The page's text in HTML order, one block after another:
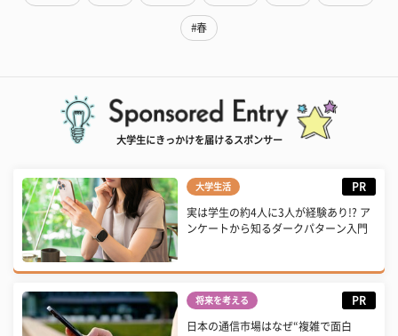
#春
大学生にきっかけを届けるスポンサー
大学生活 PR
実は学生の約4人に3人が経験あり!? ア
ンケートから知るダークパターン入門
将来を考える PR
日本の通信市場はなぜ“複雑で面白